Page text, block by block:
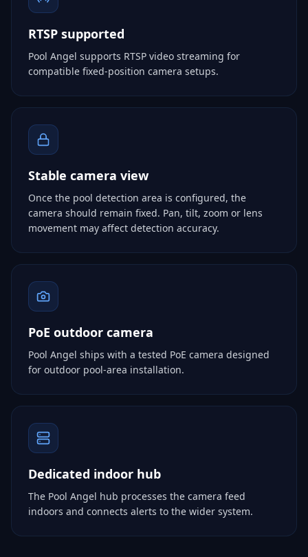
RTSP supported
Pool Angel supports RTSP video streaming for
compatible fixed-position camera setups.
Stable camera view
Once the pool detection area is configured, the
camera should remain fixed. Pan, tilt, zoom or lens
movement may affect detection accuracy.
PoE outdoor camera
Pool Angel ships with a tested PoE camera designed
for outdoor pool-area installation.
Dedicated indoor hub
The Pool Angel hub processes the camera feed
indoors and connects alerts to the wider system.